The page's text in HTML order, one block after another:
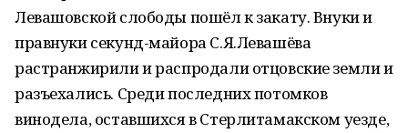
Левашовской слободы пошёл к закату. Внуки и
правнуки секунд-майора С.Я.Левашёва
растранжирили и распродали отцовские земли и
разъехались. Среди последних потомков
винодела, оставшихся в Стерлитамакском уезде,